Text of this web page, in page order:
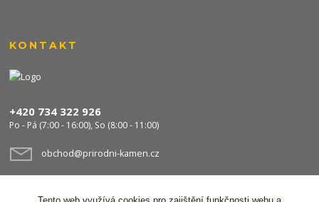
KONTAKT
+420 734 322 926
Po - Pá (7:00 - 16:00), So (8:00 - 11:00)
obchod@prirodni-kamen.cz
Tento web využívá cookies pro zajištění funkčnosti webu a